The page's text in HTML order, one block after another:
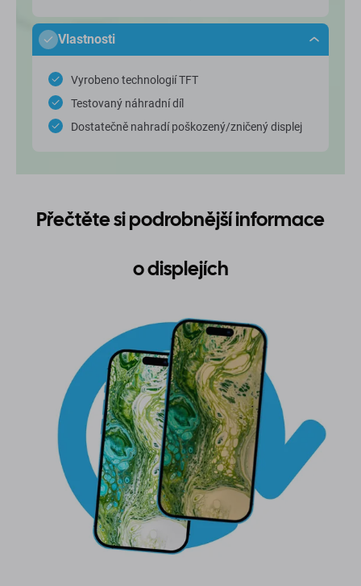
Vlastnosti
Vyrobeno technologií TFT
Testovaný náhradní díl
Dostatečně nahradí poškozený/zničený displej
Přečtěte si podrobnější informace
o displejích